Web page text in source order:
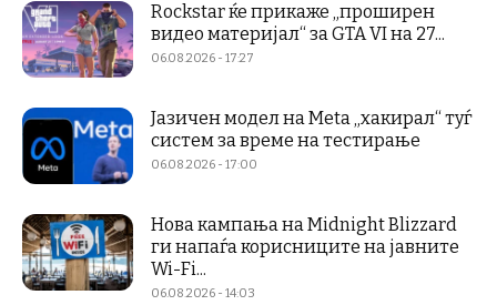
Rockstar ќе прикаже „проширен
видео материјал“ за GTA VI на 27...
06.08.2026 - 17:27
Јазичен модел на Meta „хакирал“ туѓ
систем за време на тестирање
06.08.2026 - 17:00
Нова кампања на Midnight Blizzard
ги напаѓа корисниците на јавните
Wi-Fi...
06.08.2026 - 14:03